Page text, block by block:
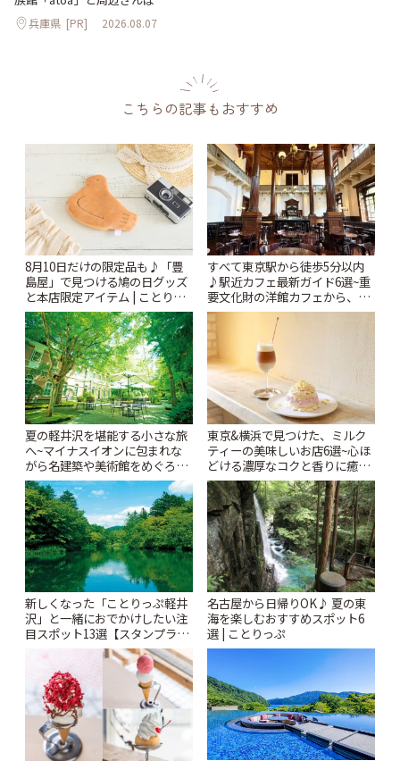
兵庫県 [PR] 2026.08.07
こちらの記事もおすすめ
8月10日だけの限定品も♪「豊
島屋」で見つける鳩の日グッズ
と本店限定アイテム | ことりっ
ぷ
すべて東京駅から徒歩5分以内
♪駅近カフェ最新ガイド6選~重
要文化財の洋館カフェから、改
札すぐのレトロ喫茶まで~ | こと
りっぷ
夏の軽井沢を堪能する小さな旅
へ~マイナスイオンに包まれな
がら名建築や美術館をめぐろう
~ | ことりっぷ
東京&横浜で見つけた、ミルク
ティーの美味しいお店6選~心ほ
どける濃厚なコクと香りに癒や
されるティータイム~ | ことりっ
ぷ
新しくなった「ことりっぷ軽井
沢」と一緒におでかけしたい注
目スポット13選【スタンプラリ
ー開催中】 | ことりっぷ
名古屋から日帰りOK♪ 夏の東
海を楽しむおすすめスポット6
選 | ことりっぷ